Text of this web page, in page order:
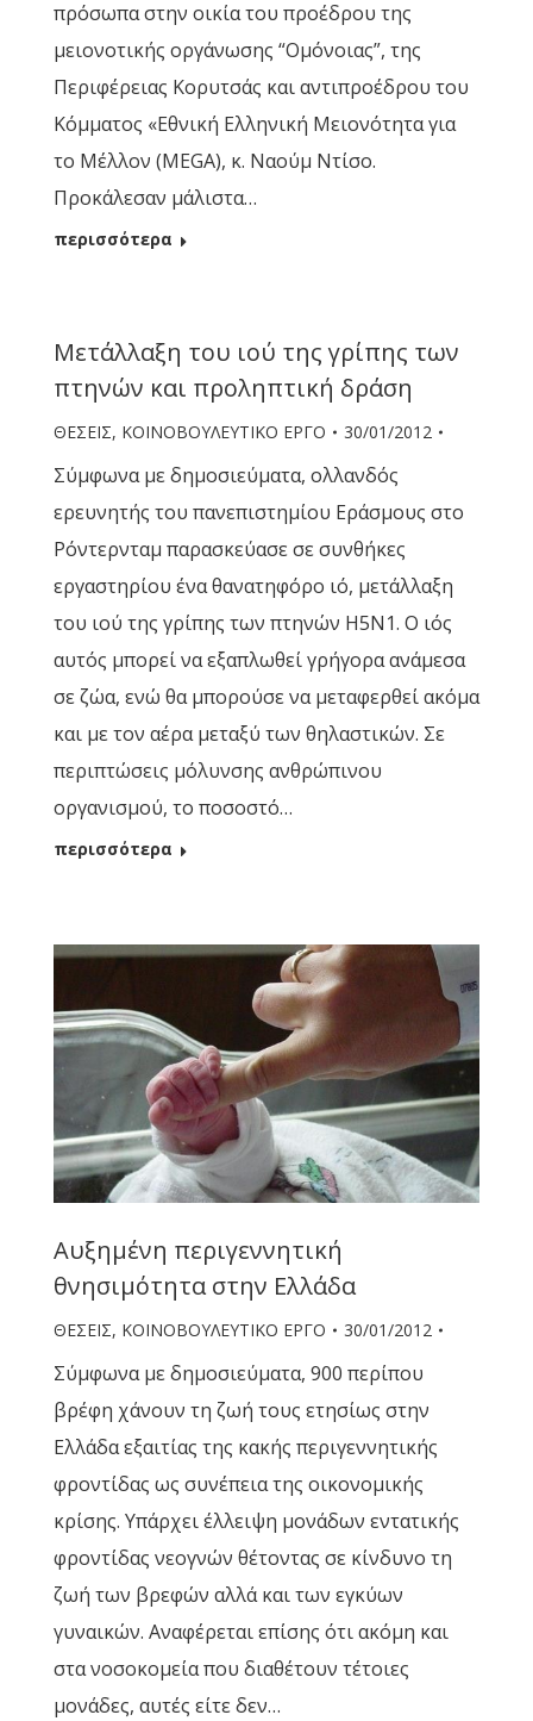
πρόσωπα στην οικία του προέδρου της
μειονοτικής οργάνωσης “Ομόνοιας”, της
Περιφέρειας Κορυτσάς και αντιπροέδρου του
Κόμματος «Εθνική Ελληνική Μειονότητα για
το Μέλλον (MEGA), κ. Ναούμ Ντίσο.
Προκάλεσαν μάλιστα…
περισσότερα
Μετάλλαξη του ιού της γρίπης των
πτηνών και προληπτική δράση
ΘΕΣΕΙΣ, ΚΟΙΝΟΒΟΥΛΕΥΤΙΚΟ ΕΡΓΟ 30/01/2012
Σύμφωνα με δημοσιεύματα, ολλανδός
ερευνητής του πανεπιστημίου Εράσμους στο
Ρόντερνταμ παρασκεύασε σε συνθήκες
εργαστηρίου ένα θανατηφόρο ιό, μετάλλαξη
του ιού της γρίπης των πτηνών H5N1. Ο ιός
αυτός μπορεί να εξαπλωθεί γρήγορα ανάμεσα
σε ζώα, ενώ θα μπορούσε να μεταφερθεί ακόμα
και με τον αέρα μεταξύ των θηλαστικών. Σε
περιπτώσεις μόλυνσης ανθρώπινου
οργανισμού, το ποσοστό…
περισσότερα
Αυξημένη περιγεννητική
θνησιμότητα στην Ελλάδα
ΘΕΣΕΙΣ, ΚΟΙΝΟΒΟΥΛΕΥΤΙΚΟ ΕΡΓΟ 30/01/2012
Σύμφωνα με δημοσιεύματα, 900 περίπου
βρέφη χάνουν τη ζωή τους ετησίως στην
Ελλάδα εξαιτίας της κακής περιγεννητικής
φροντίδας ως συνέπεια της οικονομικής
κρίσης. Υπάρχει έλλειψη μονάδων εντατικής
φροντίδας νεογνών θέτοντας σε κίνδυνο τη
ζωή των βρεφών αλλά και των εγκύων
γυναικών. Αναφέρεται επίσης ότι ακόμη και
στα νοσοκομεία που διαθέτουν τέτοιες
μονάδες, αυτές είτε δεν…